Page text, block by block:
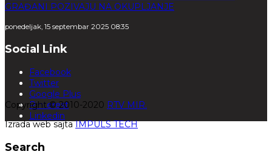
GRAĐANI POZIVAJU NA OKUPLJANJE
ponedeljak, 15 septembar 2025 08:35
Social Link
Facebook
Twitter
Google Plus
Pinterest
Linkedin
Copyright © 2010-2020 RTV MIR.
Izrada web sajtaIMPULS TECH
Search